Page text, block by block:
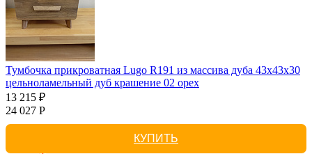
Тумбочка прикроватная Lugo R191 из массива дуба 43х43х30
цельноламельный дуб крашение 02 орех
13 215 ₽
24 027 Р
КУПИТЬ